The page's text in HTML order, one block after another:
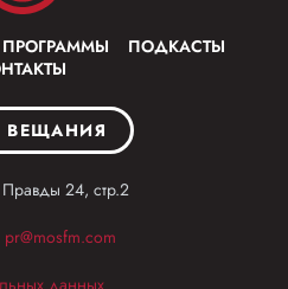
ПРОГРАММЫ
ПОДКАСТЫ
ВЕЩАНИЯ
24, стр.2
pr@mosfm.com
данных